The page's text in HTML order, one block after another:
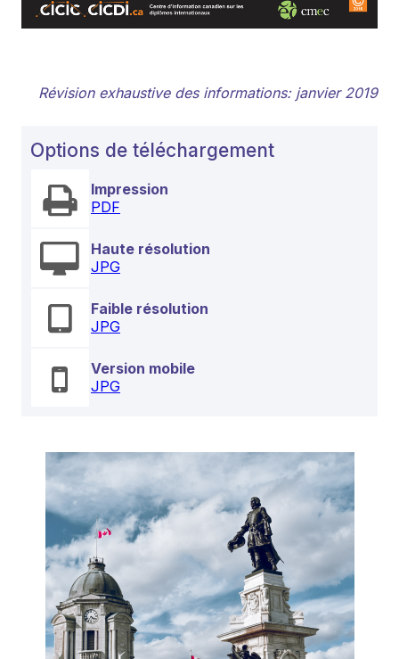
Révision exhaustive des informations: janvier 2019
Options de téléchargement
Impression
PDF
Haute résolution
JPG
Faible résolution
JPG
Version mobile
JPG